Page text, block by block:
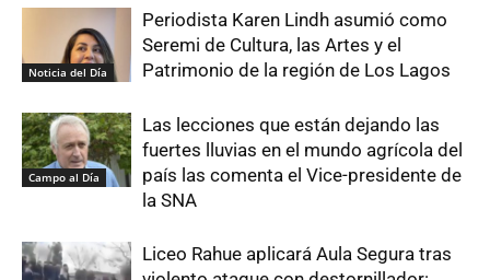
Noticia del Día
Periodista Karen Lindh asumió como
Seremi de Cultura, las Artes y el
Patrimonio de la región de Los Lagos
Campo al Día
Las lecciones que están dejando las
fuertes lluvias en el mundo agrícola del
país las comenta el Vice-presidente de
la SNA
Liceo Rahue aplicará Aula Segura tras